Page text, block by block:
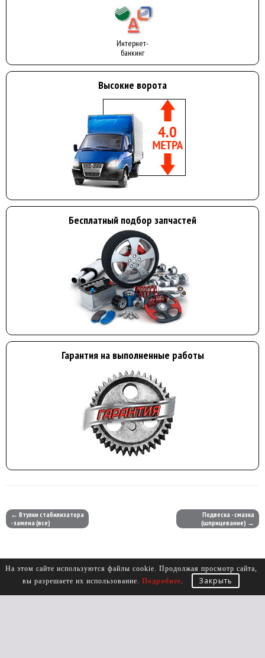
Интернет-
банкинг
Высокие ворота
Бесплатный подбор запчастей
Гарантия на выполненные работы
← Втулки стабилизатора
- замена (все)
Подвеска - смазка
(шприцевание) →
На этом сайте используются файлы cookie. Продолжая просмотр сайта,
вы разрешаете их использование. Подробнее. Закрыть